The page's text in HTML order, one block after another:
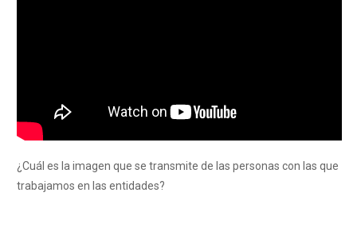
¿Cuál es la imagen que se transmite de las personas con las que
trabajamos en las entidades?